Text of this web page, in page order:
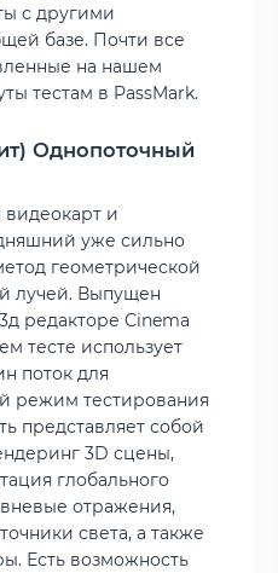
с другими
базе. Почти все
на нашем
тестам в PassMark.
Однопоточный
и
уже сильно
геометрической
лучей. Выпущен
редакторе Cinema
тесте использует
поток для
режим тестирования
представляет собой
3D сцены,
глобального
отражения,
света, а также
Есть возможность